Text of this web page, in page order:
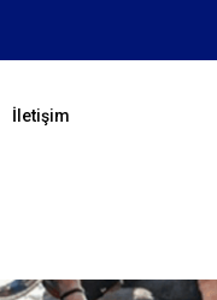
Antik Yunan: Avrupa’nın ilk
İletişim